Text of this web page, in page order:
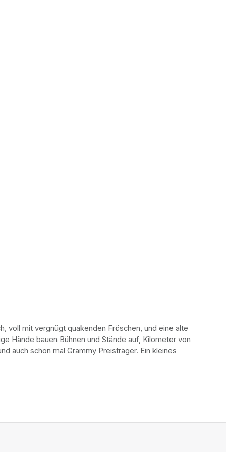
voll mit vergnügt quakenden Fröschen, und eine alte
Hände bauen Bühnen und Stände auf, Kilometer von
auch schon mal Grammy Preisträger. Ein kleines